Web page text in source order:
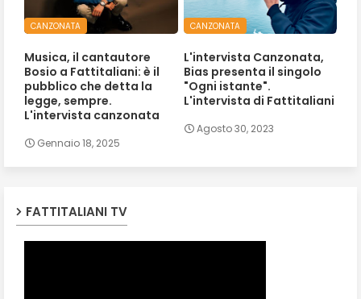
CANZONATA
Musica, il cantautore
Bosio a Fattitaliani: è il
pubblico che detta la
legge, sempre.
L'intervista canzonata
Gennaio 18, 2025
CANZONATA
L'intervista Canzonata,
Bias presenta il singolo
"Ogni istante".
L'intervista di Fattitaliani
Agosto 30, 2023
FATTITALIANI TV